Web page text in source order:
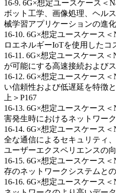
16-9. 6G×想定ユースケース＜
ボット工学、画像処理、ヘル
械学習アプリケーションの進
16-10. 6G×想定ユースケース＜
ロエネルギーIoTを使用したコ
16-11. 6G×想定ユースケース＜
が可能にする高速接続および
16-12. 6G×想定ユースケース＜
い信頼性および低遅延を特徴
上＞P167
16-13. 6G×想定ユースケース＜
害発生時におけるネットワー
16-14. 6G×想定ユースケース＜
全な通信によるセキュリティ
ユーザーエクスペリエンスの
16-15. 6G×想定ユースケース＜
存のネットワークシステムと
16-16. 6G×想定ユースケース＜